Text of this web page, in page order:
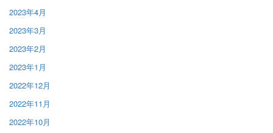
2023年4月
2023年3月
2023年2月
2023年1月
2022年12月
2022年11月
2022年10月